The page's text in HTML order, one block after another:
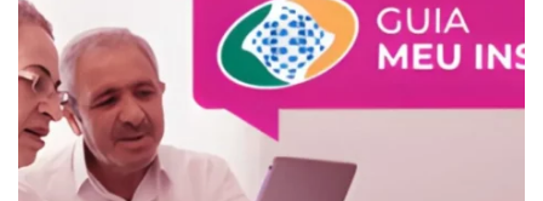
crédito fácil
últimas notícias
ferramentas